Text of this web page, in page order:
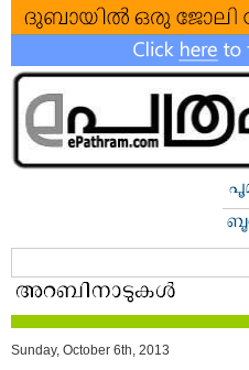
Sunday, October 6th, 2013